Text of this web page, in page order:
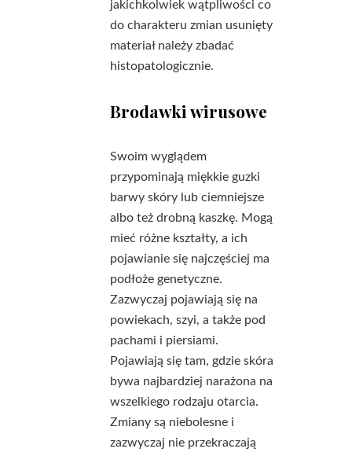
jakichkolwiek wątpliwości co
do charakteru zmian usunięty
materiał należy zbadać
histopatologicznie.
Brodawki wirusowe
Swoim wyglądem
przypominają miękkie guzki
barwy skóry lub ciemniejsze
albo też drobną kaszkę. Mogą
mieć różne kształty, a ich
pojawianie się najczęściej ma
podłoże genetyczne.
Zazwyczaj pojawiają się na
powiekach, szyi, a także pod
pachami i piersiami.
Pojawiają się tam, gdzie skóra
bywa najbardziej narażona na
wszelkiego rodzaju otarcia.
Zmiany są niebolesne i
zazwyczaj nie przekraczają